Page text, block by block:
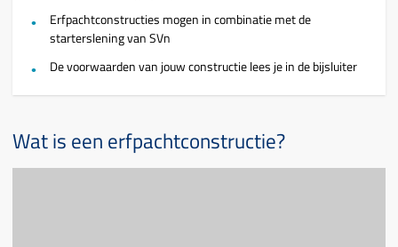
Erfpachtconstructies mogen in combinatie met de
starterslening van SVn
De voorwaarden van jouw constructie lees je in de bijsluiter
Wat is een erfpachtconstructie?